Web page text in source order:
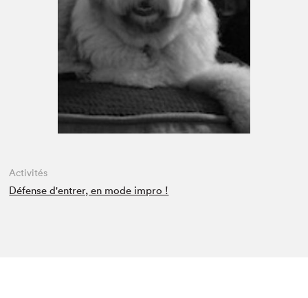
Espace enseignant·e·s
Espace pro
Activités
Défense d'entrer, en mode impro !